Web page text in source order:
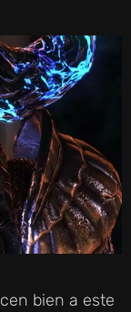
bien a este